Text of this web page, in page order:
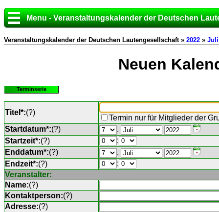
Menu - Veranstaltungskalender der Deutschen
Veranstaltungskalender der Deutschen Lautengesellschaft » 2022 » Juli
Neuen
Terminserie
Titel*:(?)
Termin nur für Mitglieder der
Startdatum*:(?)
.
Startzeit*:(?)
:
Enddatum*:(?)
.
Endzeit*:(?)
:
Veranstalter:
Name:(?)
Kontaktperson:(?)
Adresse:(?)